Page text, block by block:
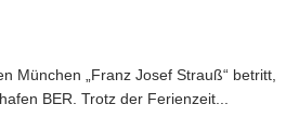
München „Franz Josef Strauß“ betritt,
BER. Trotz der Ferienzeit